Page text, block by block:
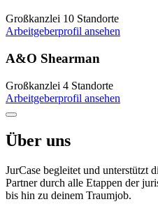
Großkanzlei 10 Standorte
Arbeitgeberprofil ansehen
A&O Shearman
Großkanzlei 4 Standorte
Arbeitgeberprofil ansehen
Über uns
JurCase begleitet und unterstützt
Partner durch alle Etappen der
bis hin zu deinem Traumjob.